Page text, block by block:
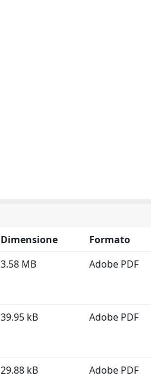
Dimensione
Formato
3.58 MB Adobe PDF
39.95 kB Adobe PDF
29.88 kB Adobe PDF